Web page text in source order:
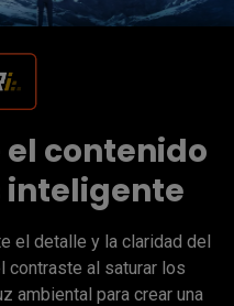
el contenido
inteligente
el detalle y la claridad del
contraste al saturar los
ambiental para crear una